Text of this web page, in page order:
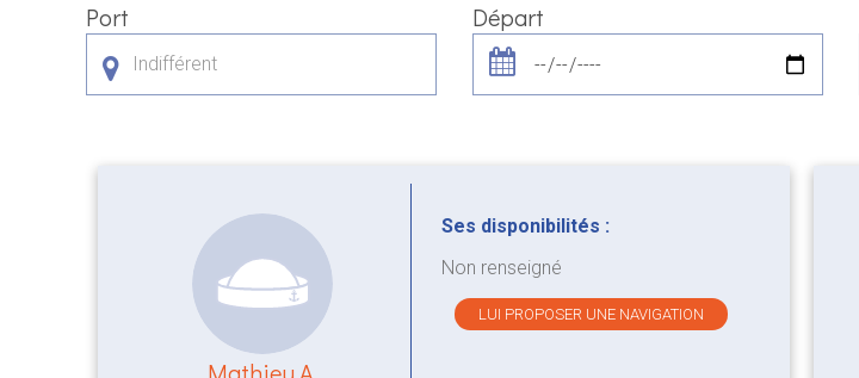
Port
Indifférent
Départ
Ses disponibilités :
Non renseigné
LUI PROPOSER UNE NAVIGATION